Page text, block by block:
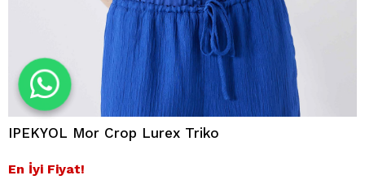
IPEKYOL Mor Crop Lurex Triko
En İyi Fiyat!